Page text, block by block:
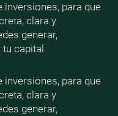
inversiones, para que
clara y
generar,
capital
inversiones, para que
clara y
generar,